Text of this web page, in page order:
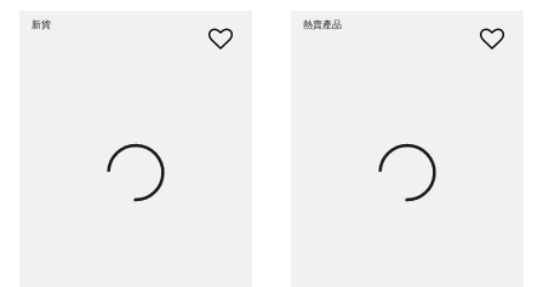
新貨 熱賣產品